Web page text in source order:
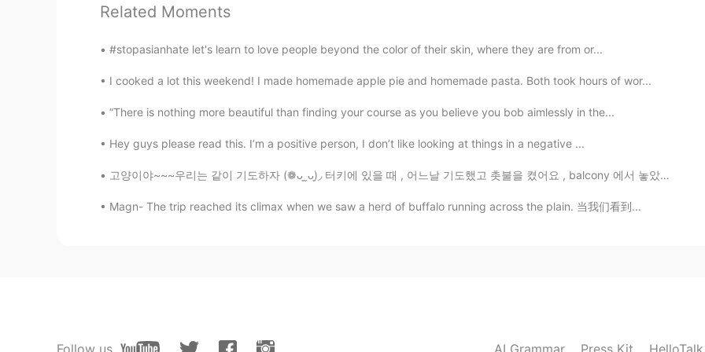
@Selena あなたはいくつか食べるべきです 😊
Roxx 2020.08.09 21:50
Maki
朝食にアサイー の弓を作ってみました。
朝食にアサイー ボウルを作ってみました。
Related Moments
#stopasianhate let's learn to love people beyond the color of their skin, where they are from or...
I cooked a lot this weekend! I made homemade apple pie and homemade pasta. Both took hours of wor...
“There is nothing more beautiful than finding your course as you believe you bob aimlessly in the...
Hey guys please read this. I’m a positive person, I don’t like looking at things in a negative ...
고양이야~~~우리는 같이 기도하자 (❁ᴗ͈ˬᴗ͈)◞ 터키에 있을 때 , 어느날 기도했고 촛불을 켰어요 , balcony 에서 놓았어요, 좀 후에 우리 고양이 초가 옆에 서서 ...
Magn- The trip reached its climax when we saw a herd of buffalo running across the plain. 当我们看到...
Follow us AI Grammar Press Kit